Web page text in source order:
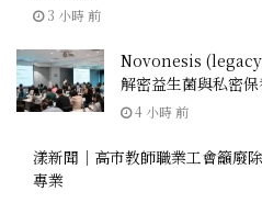
3 小時 前
Novonesis
解密益生菌與私密
4 小時 前
漾新聞｜高市教師職業工會籲廢
專業